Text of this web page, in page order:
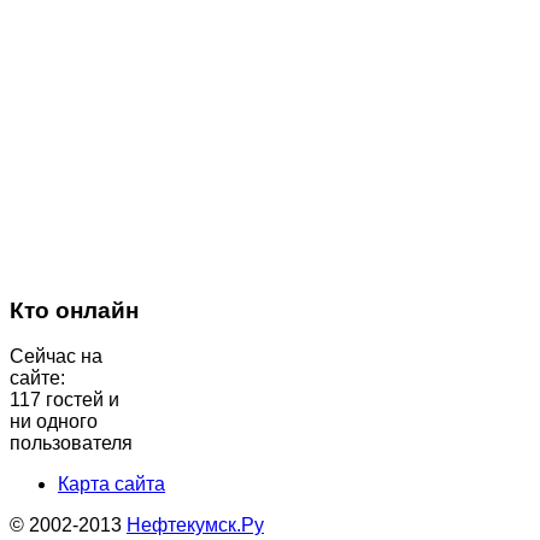
Кто онлайн
Сейчас на
сайте:
117 гостей и
ни одного
пользователя
Карта сайта
© 2002-2013 Нефтекумск.Ру